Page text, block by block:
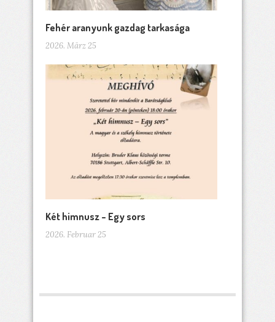
Fehér aranyunk gazdag tarkasága
2026. März 25
Két himnusz – Egy sors
2026. Februar 25